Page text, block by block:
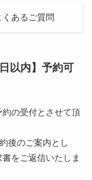
あるご質問
以内】予約可
の受付とさせて頂
後のご案内とし
をご返信いたしま